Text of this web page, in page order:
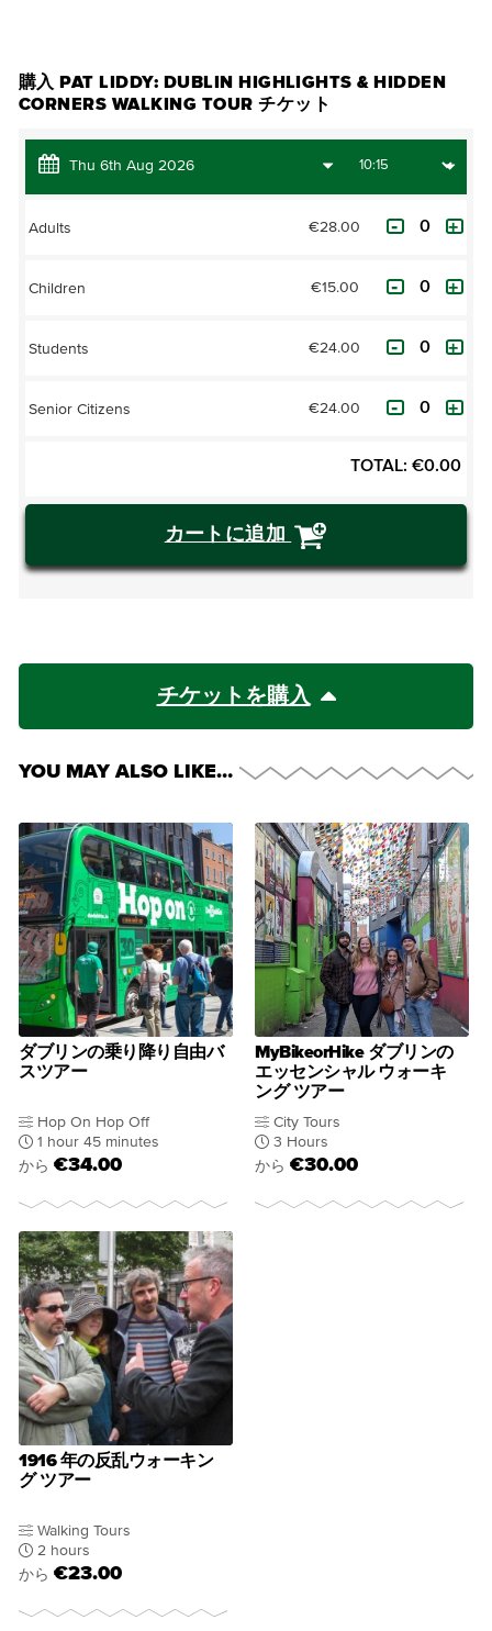
購入 PAT LIDDY: DUBLIN HIGHLIGHTS & HIDDEN
CORNERS WALKING TOUR チケット
Adults €28.00
Children €15.00
Students €24.00
Senior Citizens €24.00
TOTAL: €0.00
カートに追加
チケットを購入
YOU MAY ALSO LIKE…
ダブリンの乗り降り自由バ
スツアー
Hop On Hop Off
1 hour 45 minutes
から €34.00
MyBikeorHike ダブリンの
エッセンシャル ウォーキ
ング ツアー
City Tours
3 Hours
から €30.00
1916 年の反乱ウォーキン
グ ツアー
Walking Tours
2 hours
から €23.00